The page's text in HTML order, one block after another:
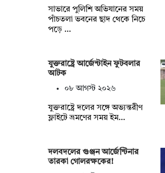
সাভারে পুলিশি অভিযানের সময়
পাঁচতলা ভবনের ছাদ থেকে নিচে
পড়ে …
যুক্তরাষ্ট্রে আর্জেন্টাইন ফুটবলার
আটক
০৮ আগস্ট ২০২৬
যুক্তরাষ্ট্রে দলের সঙ্গে অভ্যন্তরীণ
ফ্লাইটে ভ্রমণের সময় ইম…
দলবদলের গুঞ্জন আর্জেন্টিনার
তারকা গোলরক্ষকের!